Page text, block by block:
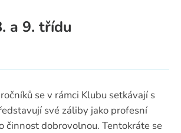
a 9. třídu
se v rámci Klubu setkávají s
své záliby jako profesní
činnost dobrovolnou. Tentokráte se